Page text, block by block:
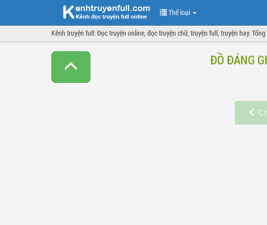
Thể loại
Kênh truyện full: Đọc truyện online, đọc truyện chữ, truyện full, truyện hay.
ĐỒ ĐÁNG